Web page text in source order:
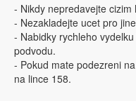
- Nikdy nepredavejte
- Nezakladejte ucet pro
- Nabidky rychleho
podvodu.
- Pokud mate podezreni
na lince 158.